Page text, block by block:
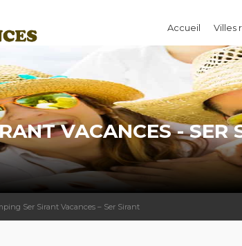
Accueil Villes
VACANCES - SER
Ser Sirant Vacances – Ser Sirant